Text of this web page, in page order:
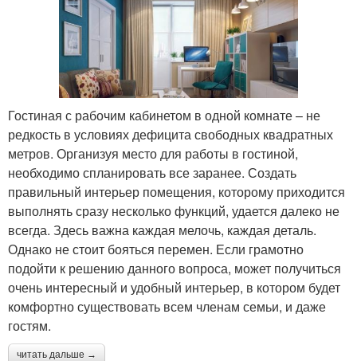
Гостиная с рабочим кабинетом в одной комнате – не
редкость в условиях дефицита свободных квадратных
метров. Организуя место для работы в гостиной,
необходимо спланировать все заранее. Создать
правильный интерьер помещения, которому приходится
выполнять сразу несколько функций, удается далеко не
всегда. Здесь важна каждая мелочь, каждая деталь.
Однако не стоит бояться перемен. Если грамотно
подойти к решению данного вопроса, может получиться
очень интересный и удобный интерьер, в котором будет
комфортно существовать всем членам семьи, и даже
гостям.
читать дальше →